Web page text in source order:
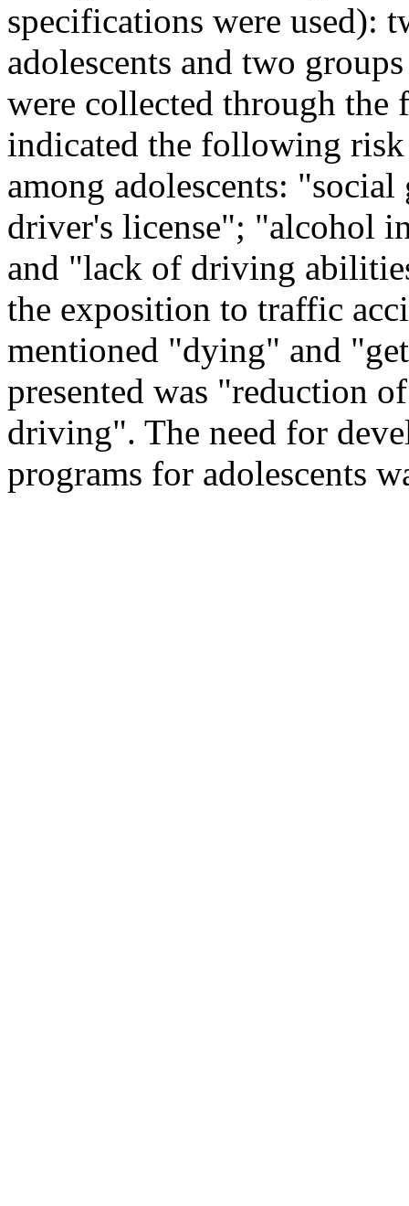
specifications were used):
adolescents and two
were collected through the
indicated the following
among adolescents:
driver's license"; "alcohol
and "lack of driving
the exposition to traffic
mentioned "dying" and
presented was "reduction
driving". The need for
programs for adolescents